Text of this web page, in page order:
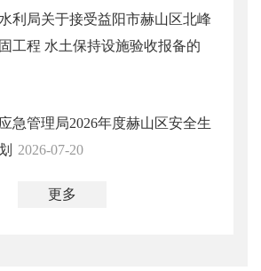
利局关于接受益阳市赫山区北峰
工程 水土保持设施验收报备的
急管理局2026年度赫山区安全生
2026-07-20
更多